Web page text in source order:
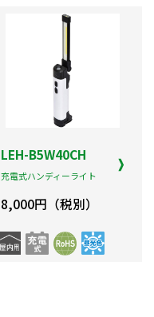
LEH-B5W40CH
充電式ハンディーライト
8,000円（税別）